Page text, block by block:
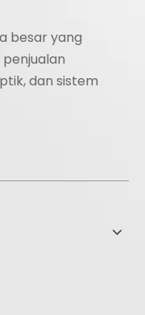
besar yang
dan sistem